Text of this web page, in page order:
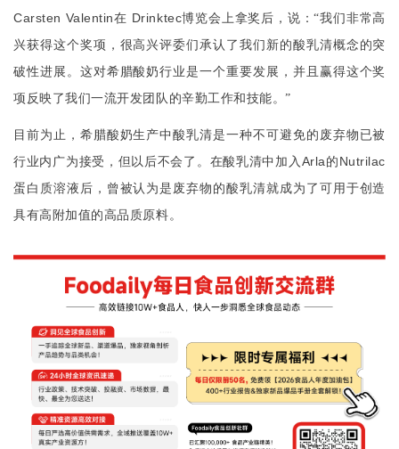
Carsten Valentin在 Drinktec博览会上拿奖后，说：“我们非常高
兴获得这个奖项，很高兴评委们承认了我们新的酸乳清概念的突
破性进展。这对希腊酸奶行业是一个重要发展，并且赢得这个奖
项反映了我们一流开发团队的辛勤工作和技能。”
目前为止，希腊酸奶生产中酸乳清是一种不可避免的废弃物已被
行业内广为接受，但以后不会了。在酸乳清中加入 Arla 的 Nutrilac
蛋白质溶液后，曾被认为是废弃物的酸乳清就成为了可用于创造
具有高附加值的高品质原料。